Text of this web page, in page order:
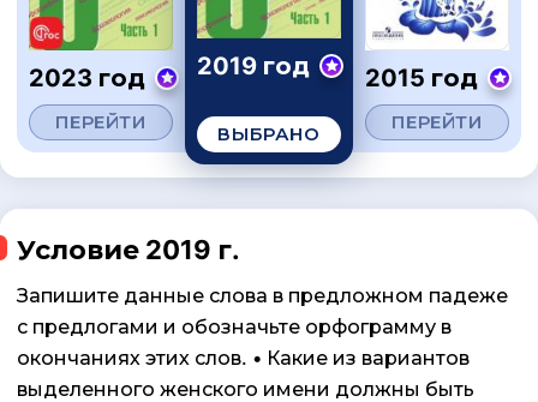
2023 год
ПЕРЕЙТИ
2019 год
ВЫБРАНО
2015 год
ПЕРЕЙТИ
Условие 2019 г.
Запишите данные слова в предложном падеже
с предлогами и обозначьте орфограмму в
окончаниях этих слов. • Какие из вариантов
выделенного женского имени должны быть